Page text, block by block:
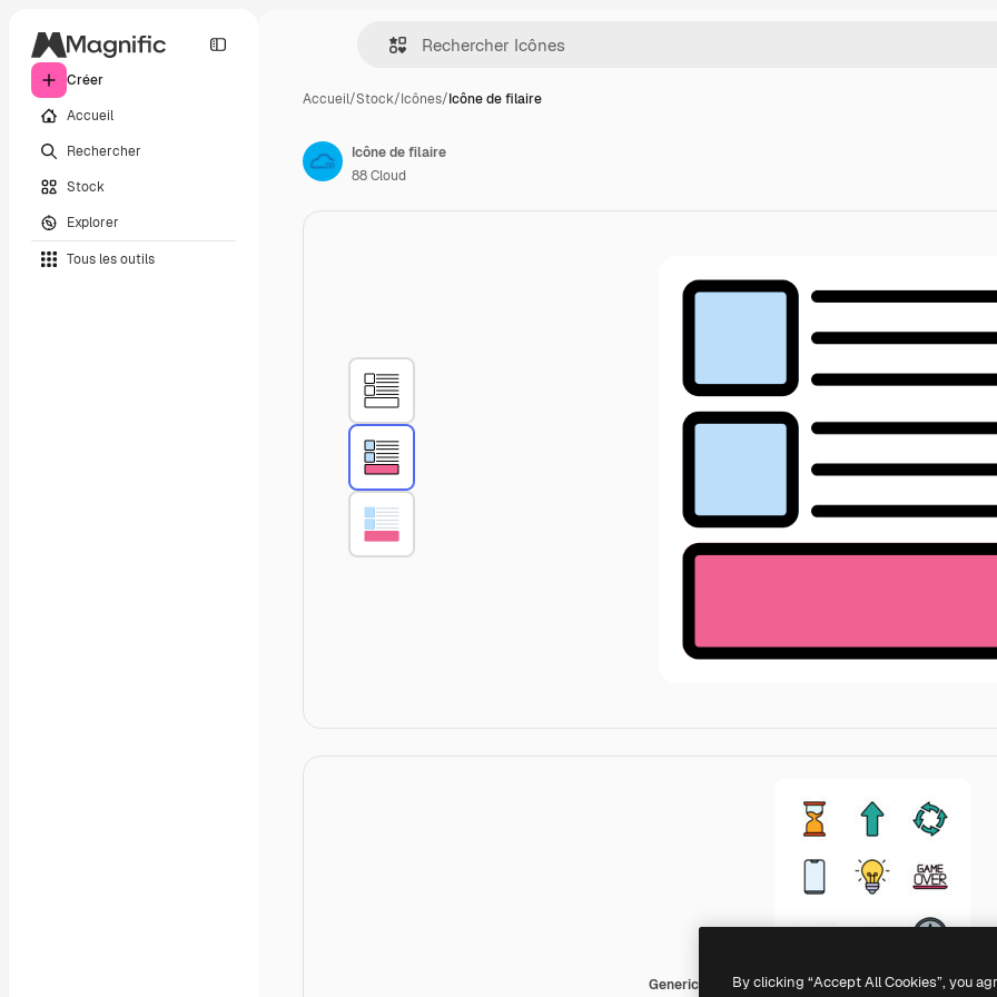
Créer
Accueil
Rechercher
Stock
Explorer
Tous les outils
Accueil/Stock/Icônes/Icône de filaire
Generic Outline Color
Icône de filaire
88 Cloud
By clicking “Accept All Cookies”, you